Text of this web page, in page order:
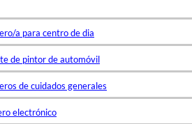
a para centro de dia
de pintor de automóvil
de cuidados generales
electrónico